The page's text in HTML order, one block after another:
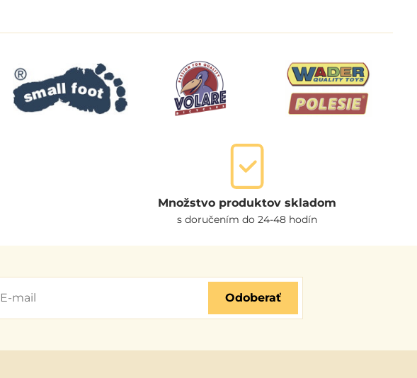
Množstvo produktov skladom
s doručením do 24-48 hodín
Odoberať